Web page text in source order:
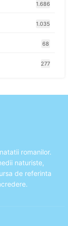
1.686
1.035
68
277
romanilor.
naturiste,
de referinta